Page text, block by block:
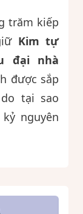
trăm kiếp
Kim tự
đại nhà
được sắp
tại sao
nguyên